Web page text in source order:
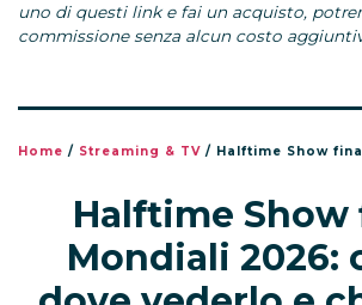
uno di questi link e fai un acquisto,
commissione senza alcun costo
Home / Streaming & TV / Halftime Show finale Mondiali
Halftime Show
Mondiali 2026: